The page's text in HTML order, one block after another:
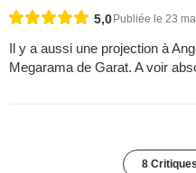
5,0 Publiée le 23
Il y a aussi une projection à
Megarama de Garat. A voir
8